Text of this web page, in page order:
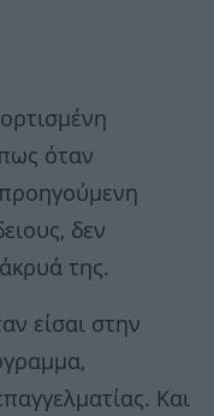
όταν
δεν
της.
είσαι στην
Και